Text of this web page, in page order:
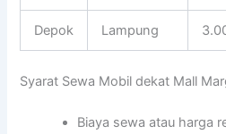
Depok Lampung
Syarat Sewa Mobil dekat Mall
Biaya sewa atau harga